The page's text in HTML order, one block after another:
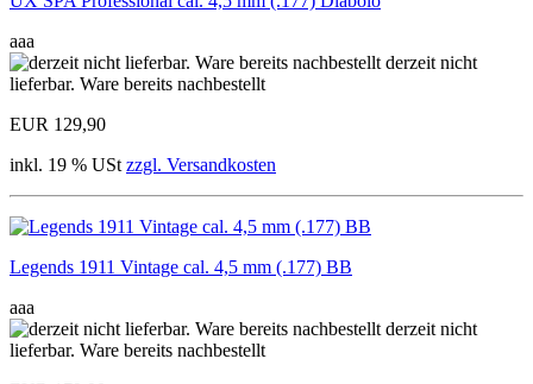
aaa
derzeit nicht
lieferbar. Ware bereits nachbestellt
EUR 129,90
inkl. 19 % USt zzgl. Versandkosten
Legends 1911 Vintage cal. 4,5 mm (.177) BB
aaa
derzeit nicht
lieferbar. Ware bereits nachbestellt